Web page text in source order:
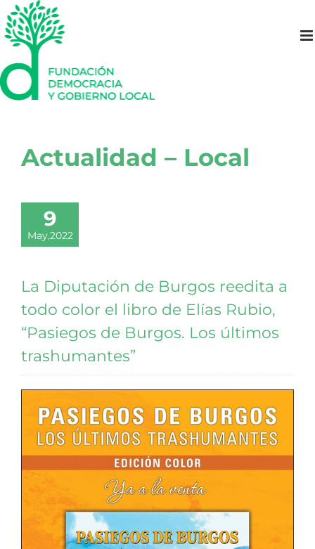
Saltar
al
contenido
Actualidad – Local
9
May,2022
La Diputación de Burgos reedita a
todo color el libro de Elías Rubio,
“Pasiegos de Burgos. Los últimos
trashumantes”